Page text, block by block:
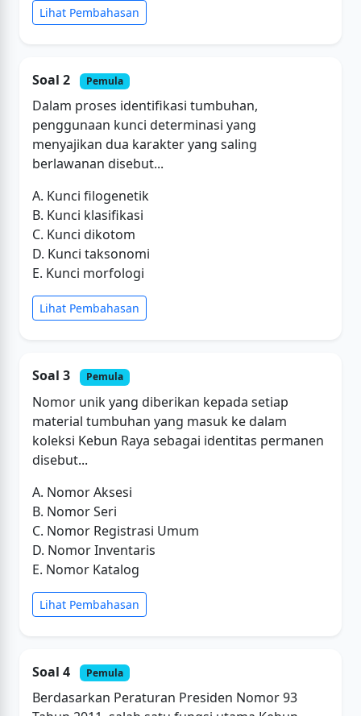
Lihat Pembahasan
Soal 2 Pemula
Dalam proses identifikasi tumbuhan,
penggunaan kunci determinasi yang
menyajikan dua karakter yang saling
berlawanan disebut...
A. Kunci filogenetik
B. Kunci klasifikasi
C. Kunci dikotom
D. Kunci taksonomi
E. Kunci morfologi
Lihat Pembahasan
Soal 3 Pemula
Nomor unik yang diberikan kepada setiap
material tumbuhan yang masuk ke dalam
koleksi Kebun Raya sebagai identitas permanen
disebut...
A. Nomor Aksesi
B. Nomor Seri
C. Nomor Registrasi Umum
D. Nomor Inventaris
E. Nomor Katalog
Lihat Pembahasan
Soal 4 Pemula
Berdasarkan Peraturan Presiden Nomor 93